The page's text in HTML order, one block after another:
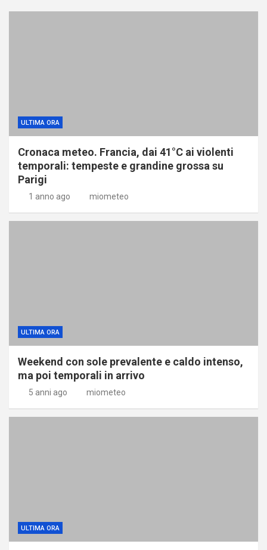
ULTIMA ORA
Cronaca meteo. Francia, dai 41°C ai violenti
temporali: tempeste e grandine grossa su
Parigi
1 anno ago miometeo
ULTIMA ORA
Weekend con sole prevalente e caldo intenso,
ma poi temporali in arrivo
5 anni ago miometeo
ULTIMA ORA